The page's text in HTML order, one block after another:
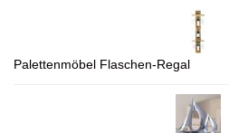
Palettenmöbel Flaschen-Regal